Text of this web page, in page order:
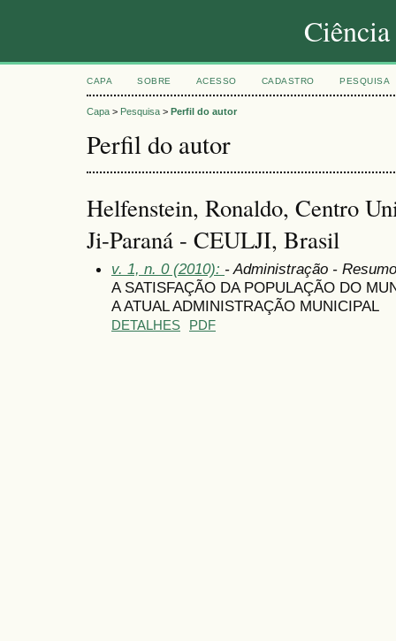
CAPA SOBRE ACESSO CADASTRO PESQUISA
Capa > Pesquisa > Perfil do autor
Perfil do autor
Helfenstein, Ronaldo, Centro
Ji-Paraná - CEULJI, Brasil
v. 1, n. 0 (2010): - Administração -
A SATISFAÇÃO DA POPULAÇÃO DO
A ATUAL ADMINISTRAÇÃO MUNICIPAL
DETALHES PDF